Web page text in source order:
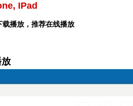
IPad
播放，推荐在线播放